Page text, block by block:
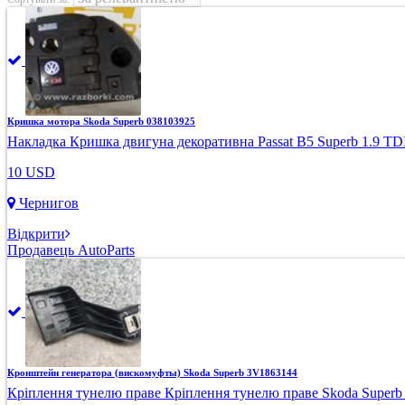
Кришка мотора Skoda Superb 038103925
Накладка Кришка двигуна декоративна Passat B5 Superb 1.9
10 USD
Чернигов
Відкрити
Продавець AutoParts
Кронштейн генератора (вискомуфты) Skoda Superb 3V1863144
Кріплення тунелю праве Кріплення тунелю праве Skoda